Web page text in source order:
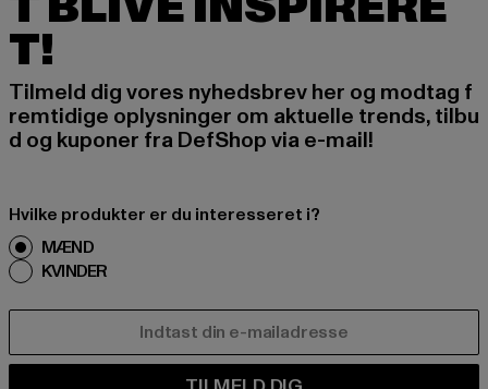
T!
Tilmeld dig vores nyhedsbrev her og modtag f
remtidige oplysninger om aktuelle trends, tilbu
d og kuponer fra DefShop via e-mail!
Hvilke produkter er du interesseret i?
MÆND
KVINDER